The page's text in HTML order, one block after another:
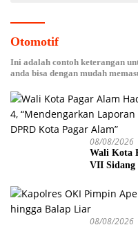
Otomotif
Ini adalah contoh keterangan
anda bisa dengan mudah
08/08/2026
Wali Kota
VII Sidang
Alam”
08/08/2026